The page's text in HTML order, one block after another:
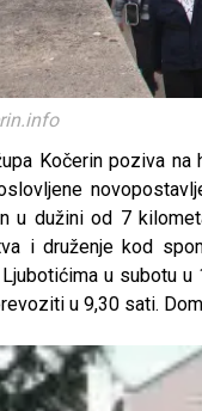
Kočerin poziva
u dužini od 7
i druženje kod
u subotu
u 9,30 sati.